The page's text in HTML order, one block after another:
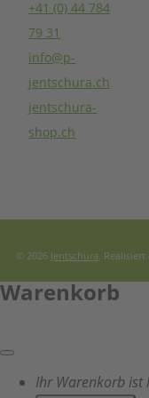
+41 (0) 44 784
79 31
info@p-
jentschura.ch
jentschura-
shop.ch
© 2026 Jentschura .
Warenkorb
Ihr Warenkorb ist